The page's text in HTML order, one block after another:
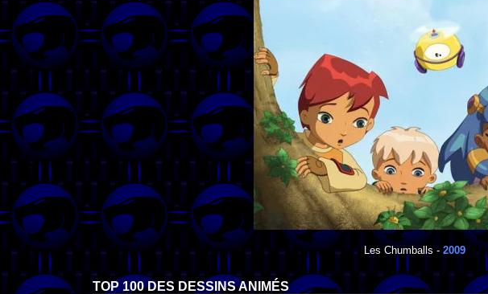
Les Chumballs- 2009
TOP 100 DES DESSINS ANIMÉS